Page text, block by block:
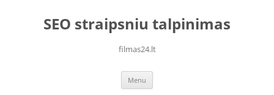
contentSEO straipsniu talpinimas
filmas24.lt
Menu